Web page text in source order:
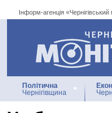
Інформ-агенція «Чернігівський
Інформ-агенція
Політична
Чернігівщина